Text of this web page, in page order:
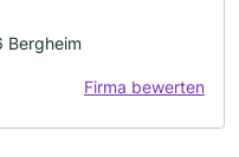
Bergheim
Firma bewerten